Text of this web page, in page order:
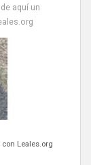
aquí un
marca de